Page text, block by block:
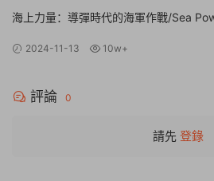
海上力量：導彈時代的海軍作戰/Sea
鼠标】
2024-11-13 10w+
評論 0
請先 登錄